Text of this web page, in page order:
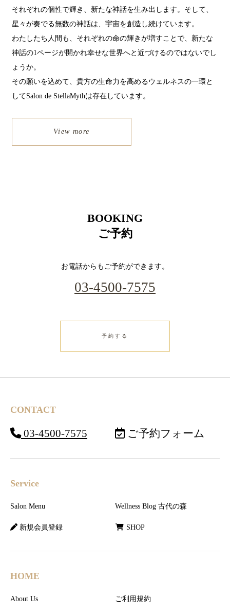
それぞれの個性で輝き、新たな神話を生み出します。そして、
星々が奏でる無数の神話は、宇宙を創造し続けています。
わたしたち人間も、それぞれの命の輝きが増すことで、新たな
神話の1ページが開かれ幸せな世界へと近づけるのではないでし
ょうか。
その願いを込めて、貴方の生命力を高めるウェルネスの一環と
してSalon de StellaMythは存在しています。
View more
BOOKING
ご予約
お電話からもご予約ができます。
03-4500-7575
予約する
CONTACT
03-4500-7575 ご予約フォーム
Service
Salon Menu Wellness Blog 古代の森
新規会員登録 SHOP
HOME
About Us ご利用規約